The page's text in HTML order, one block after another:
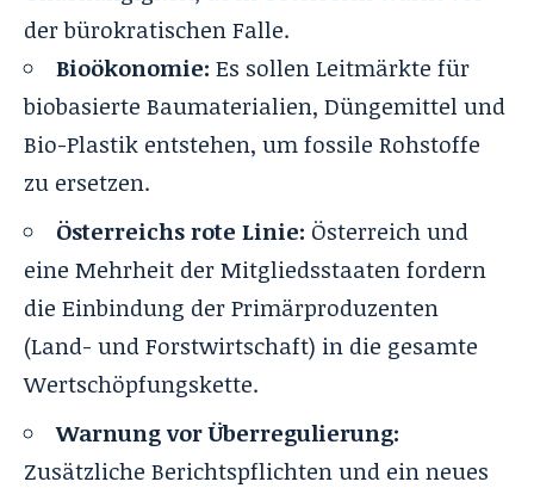
der bürokratischen Falle.
Bioökonomie: Es sollen Leitmärkte für
biobasierte Baumaterialien, Düngemittel und
Bio-Plastik entstehen, um fossile Rohstoffe
zu ersetzen.
Österreichs rote Linie: Österreich und
eine Mehrheit der Mitgliedsstaaten fordern
die Einbindung der Primärproduzenten
(Land- und Forstwirtschaft) in die gesamte
Wertschöpfungskette.
Warnung vor Überregulierung:
Zusätzliche Berichtspflichten und ein neues